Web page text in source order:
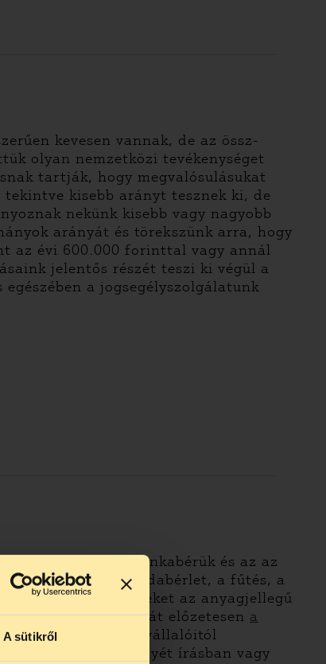
A sütikről
kevesen vannak, de az össz-
olyan nemzetközi tevékenységet
tartják, hogy megvalósulásukat
kisebb arányt tesznek ki, de
nekünk kisebb vagy nagyobb
arányát és törekszünk arra, hogy
az évi 600.000 forinttal vagy annál
jelentős részét teszi ki végül a
a jogsegélyszolgálatunk
a TASZ-nál, az ő munkabérük és az az
jelent az irodabérlet, a fűtés, a
költségei, ezeket az anyagjellegű
és gazdálkodását előzetesen a
a szervezet munkavállalóitól
Véleményét írásban vagy